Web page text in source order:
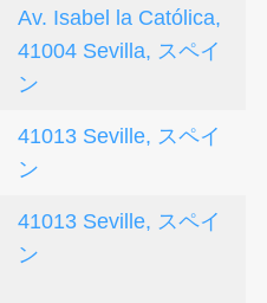
Av. Isabel la Católica,
41004 Sevilla, スペイ
ン
41013 Seville, スペイ
ン
41013 Seville, スペイ
ン